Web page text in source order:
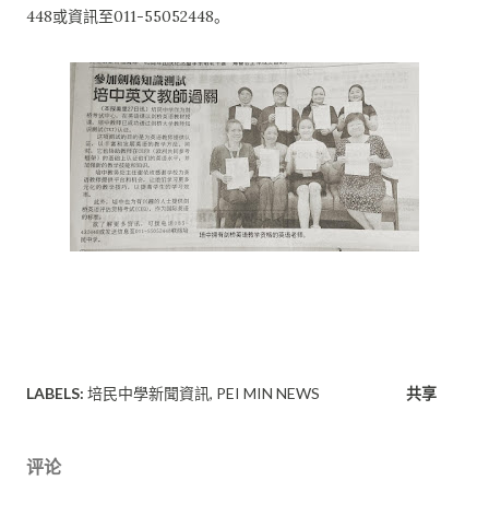
448或資訊至011-55052448。
LABELS: 培民中學新聞資訊 PEI MIN NEWS 共享
评论